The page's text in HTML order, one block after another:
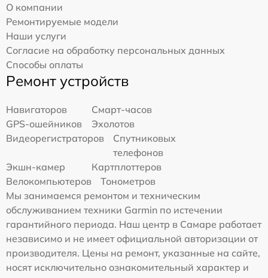
О компании
Ремонтируемые модели
Наши услуги
Согласие на обработку персональных данных
Способы оплаты
Ремонт устройств
Навигаторов
Смарт-часов
GPS-ошейников
Эхолотов
Видеорегистраторов
Спутниковых
телефонов
Экшн-камер
Картплоттеров
Велокомпьютеров
Тонометров
Мы занимаемся ремонтом и техническим
обслуживанием техники Garmin по истечении
гарантийного периода. Наш центр в Самаре работает
независимо и не имеет официальной авторизации от
производителя. Цены на ремонт, указанные на сайте,
носят исключительно ознакомительный характер и